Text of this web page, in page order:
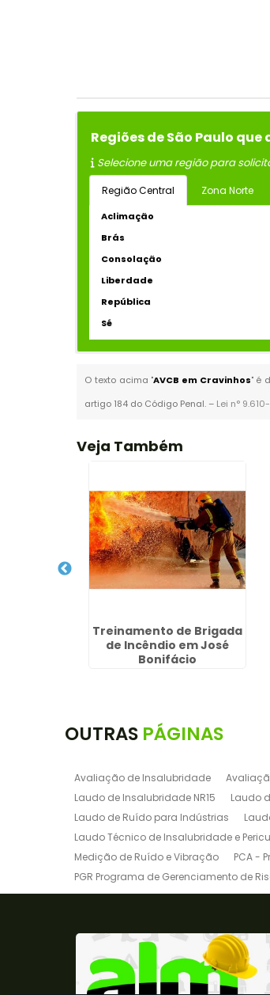
Regiões de São Paulo que
Selecione uma região para
Região Central Zona Norte
Aclimação
Brás
Consolação
Liberdade
República
Sé
O texto acima "AVCB em Cravinhos" é
artigo 184 do Código Penal. – Lei n°
Veja Também
Treinamento de Brigada
de Incêndio em José
Bonifácio
OUTRAS PÁGINAS
Avaliação de Insalubridade
Laudo de Insalubridade NR15
Laudo
Laudo de Ruído para Indústrias
Laudo Técnico de Insalubridade e
Medição de Ruído e Vibração
PCA -
PGR Programa de Gerenciamento de
Programa de Gerenciamento de
Treinamento de Ponte Rolante
Ltcat Pgr e Pcmso Laudo de